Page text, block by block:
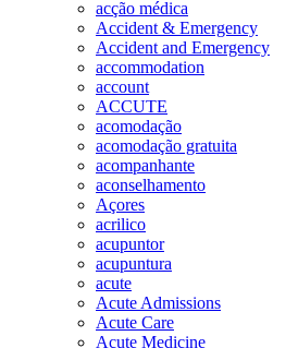
acção médica
Accident & Emergency
Accident and Emergency
accommodation
account
ACCUTE
acomodação
acomodação gratuita
acompanhante
aconselhamento
Açores
acrilico
acupuntor
acupuntura
acute
Acute Admissions
Acute Care
Acute Medicine